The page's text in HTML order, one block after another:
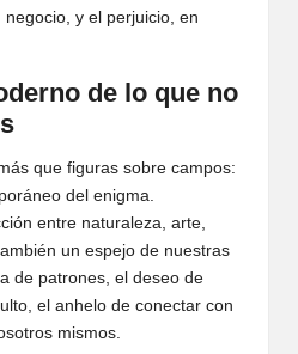
y el perjuicio, en
de lo que no
que figuras sobre campos:
del enigma.
entre naturaleza, arte,
un espejo de nuestras
de patrones, el deseo de
el anhelo de conectar con
mismos.